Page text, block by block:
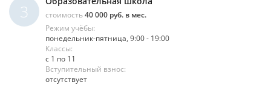
3 стоимость40 000 руб. в мес.
Режим учёбы:
понедельник-пятница, 9:00 - 19:00
Классы:
с 1 по 11
Вступительный взнос:
отсутствует